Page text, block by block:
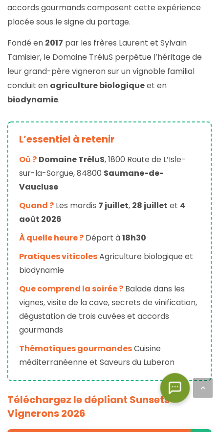
accords gourmands composent cette expérience
placée sous le signe du partage.
Fondé en 2017 par les frères Laurent et Sylvain
Tamisier, le Domaine TréluS perpétue l’héritage de
leur grand-père vigneron sur un vignoble familial
conduit en agriculture biologiqueet en
biodynamie.
L’essentiel à retenir
Où ? Domaine TréluS, 1800 Route de L’Isle-
sur-la-Sorgue, 84800 Saumane-de-
Vaucluse
Quand ? Les mardis 7 juillet, 28 juillet et 4
août 2026
À quelle heure ? Départ à18h30
Pratiques viticolesAgriculture biologique et
biodynamie
Que comprend la soirée ? Balade dans les
vignes, visite de la cave, secrets de vinification,
dégustation de trois cuvées et accords
gourmands
Thématiques gourmandesCuisine
méditerranéenne et Saveurs du Luberon
Téléchargez le dépliant Sunsets
Vignerons 2026
<